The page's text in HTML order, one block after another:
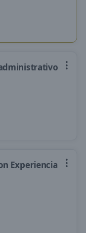
Experiencia